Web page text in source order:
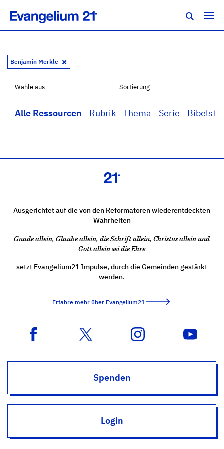
Benjamin Merkle
Wähle aus
Alle Ressourcen Rubrik Thema Serie
Sortierung
Ausgerichtet auf die von den Reformatoren wiederentdeckten
Wahrheiten
Gnade allein, Glaube allein, die Schrift allein, Christus allein und
Gott allein sei die Ehre
setzt Evangelium21 Impulse, durch die Gemeinden gestärkt
werden.
Erfahre mehr über Evangelium21
Spenden
Login